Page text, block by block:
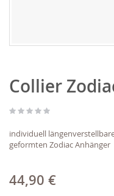
Anfang
der
springen
Collier
individuell
geformten Zodiac Anhänger
44,90 €